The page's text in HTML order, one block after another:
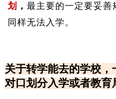
划
， 最主要的一定要妥善
同样无法入学。
关于转学能去的学校
对口划分入学或者教育